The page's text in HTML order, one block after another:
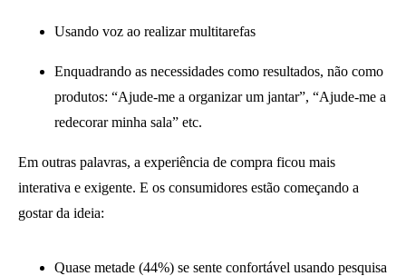
Usando voz ao realizar multitarefas
Enquadrando as necessidades como resultados, não como
produtos: “Ajude-me a organizar um jantar”, “Ajude-me a
redecorar minha sala” etc.
Em outras palavras, a experiência de compra ficou mais
interativa e exigente. E os consumidores estão começando a
gostar da ideia:
Quase metade (44%) se sente confortável usando pesquisa